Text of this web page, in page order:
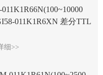
011K1R6XN 差分TTL
细>>